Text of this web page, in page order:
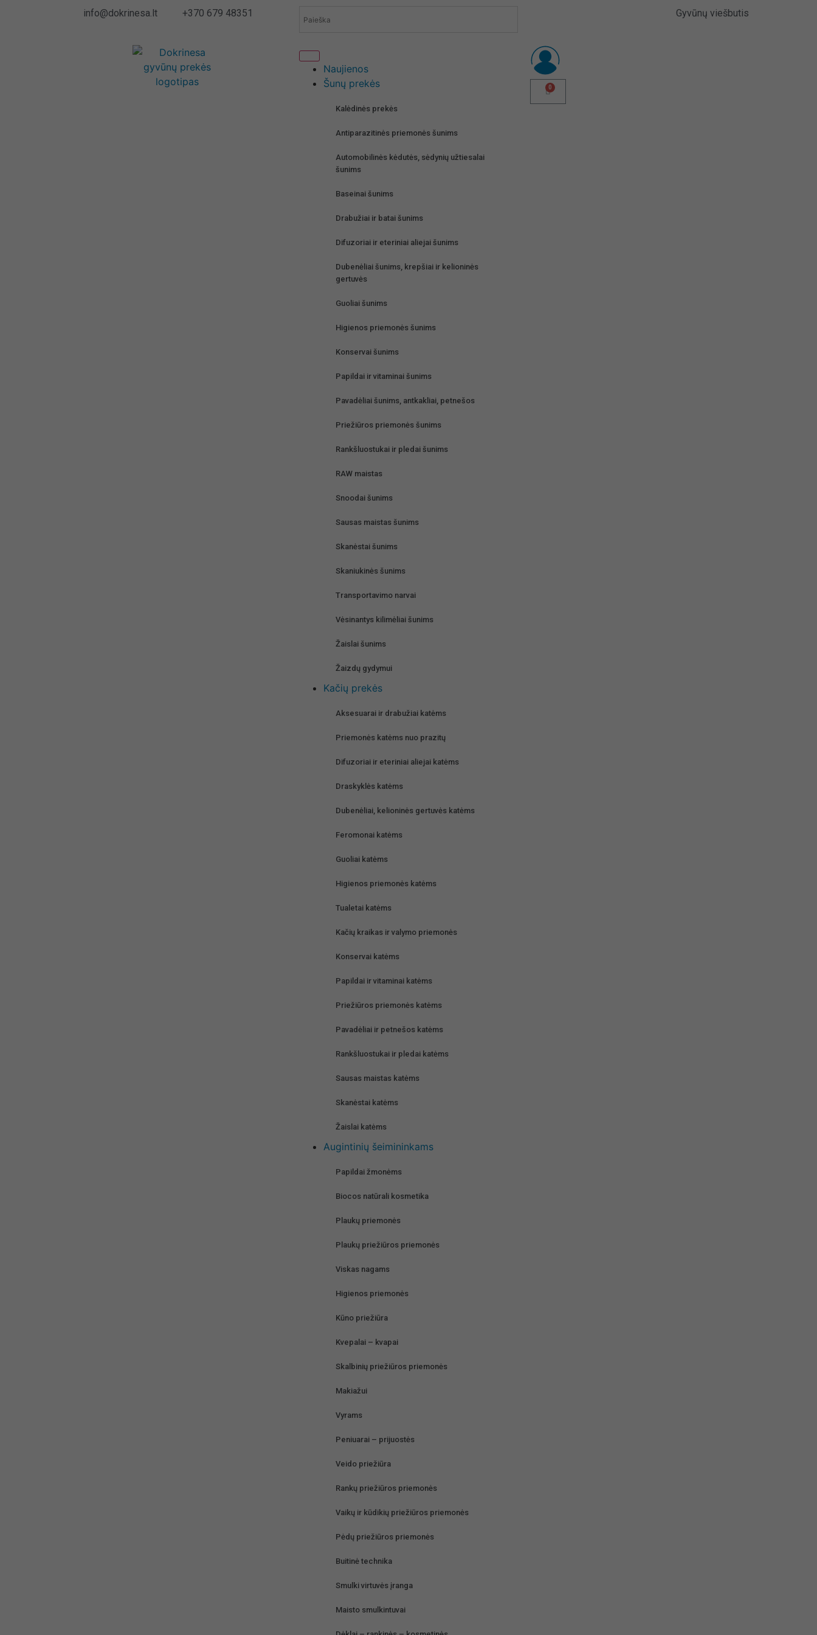
info@dokrinesa.lt +370 679 48351 Gyvūnų viešbutis
Naujienos
Šunų prekės
Kalėdinės prekės
Antiparazitinės priemonės šunims
Automobilinės kėdutės, sėdynių užtiesalai
šunims
Baseinai šunims
Drabužiai ir batai šunims
Difuzoriai ir eteriniai aliejai šunims
Dubenėliai šunims, krepšiai ir kelioninės
gertuvės
Guoliai šunims
Higienos priemonės šunims
Konservai šunims
Papildai ir vitaminai šunims
Pavadėliai šunims, antkakliai, petnešos
Priežiūros priemonės šunims
Rankšluostukai ir pledai šunims
RAW maistas
Snoodai šunims
Sausas maistas šunims
Skanėstai šunims
Skaniukinės šunims
Transportavimo narvai
Vėsinantys kilimėliai šunims
Žaislai šunims
Žaizdų gydymui
Kačių prekės
Aksesuarai ir drabužiai katėms
Priemonės katėms nuo prazitų
Difuzoriai ir eteriniai aliejai katėms
Draskyklės katėms
Dubenėliai, kelioninės gertuvės katėms
Feromonai katėms
Guoliai katėms
Higienos priemonės katėms
Tualetai katėms
Kačių kraikas ir valymo priemonės
Konservai katėms
Papildai ir vitaminai katėms
Priežiūros priemonės katėms
Pavadėliai ir petnešos katėms
Rankšluostukai ir pledai katėms
Sausas maistas katėms
Skanėstai katėms
Žaislai katėms
Augintinių šeimininkams
Papildai žmonėms
Biocos natūrali kosmetika
Plaukų priemonės
Plaukų priežiūros priemonės
Viskas nagams
Higienos priemonės
Kūno priežiūra
Kvepalai – kvapai
Skalbinių priežiūros priemonės
Makiažui
Vyrams
Peniuarai – prijuostės
Veido priežiūra
Rankų priežiūros priemonės
Vaikų ir kūdikių priežiūros priemonės
Pėdų priežiūros priemonės
Buitinė technika
Smulki virtuvės įranga
Maisto smulkintuvai
0